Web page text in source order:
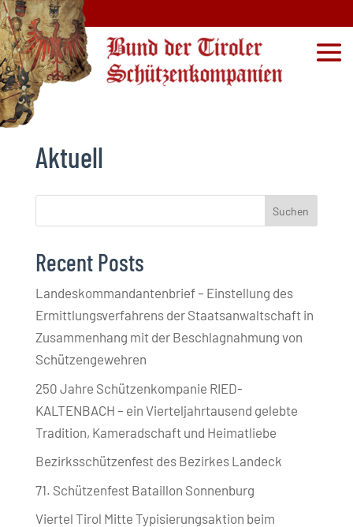
Aktuell
Suchen
Recent Posts
Landeskommandantenbrief – Einstellung des
Ermittlungsverfahrens der Staatsanwaltschaft in
Zusammenhang mit der Beschlagnahmung von
Schützengewehren
250 Jahre Schützenkompanie RIED-
KALTENBACH – ein Vierteljahrtausend gelebte
Tradition, Kameradschaft und Heimatliebe
Bezirksschützenfest des Bezirkes Landeck
71. Schützenfest Bataillon Sonnenburg
Viertel Tirol Mitte Typisierungsaktion beim